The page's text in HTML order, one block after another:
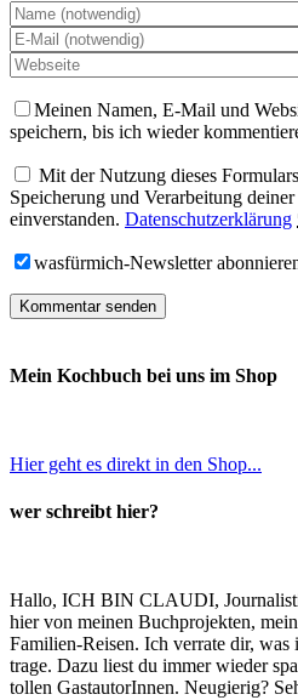
Meinen Namen, E-Mail und
speichern, bis ich wieder
Mit der Nutzung dieses
Speicherung und Verarbeitung
einverstanden. Datenschutzerklärung
wasfürmich-Newsletter
Mein Kochbuch bei uns im Shop
Hier geht es direkt in den Shop...
wer schreibt hier?
Hallo, ICH BIN CLAUDI,
hier von meinen Buchprojekten,
Familien-Reisen. Ich verrate dir, was
trage. Dazu liest du immer wieder
tollen GastautorInnen. Neugierig?